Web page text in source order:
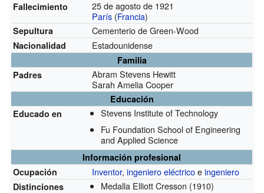
Fallecimiento
25 de agosto de 1921
París (Francia)
Sepultura Cementerio de Green-Wood
Nacionalidad Estadounidense
Familia
Padres
Abram Stevens Hewitt
Sarah Amelia Cooper
Educación
Educado en
Stevens Institute of Technology
Fu Foundation School of Engineering
and Applied Science
Información profesional
Ocupación
Inventor,ingeniero eléctricoeingeniero
Distinciones Medalla Elliott Cresson (1910)